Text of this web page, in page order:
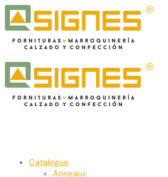
Catalogue
Anneaux